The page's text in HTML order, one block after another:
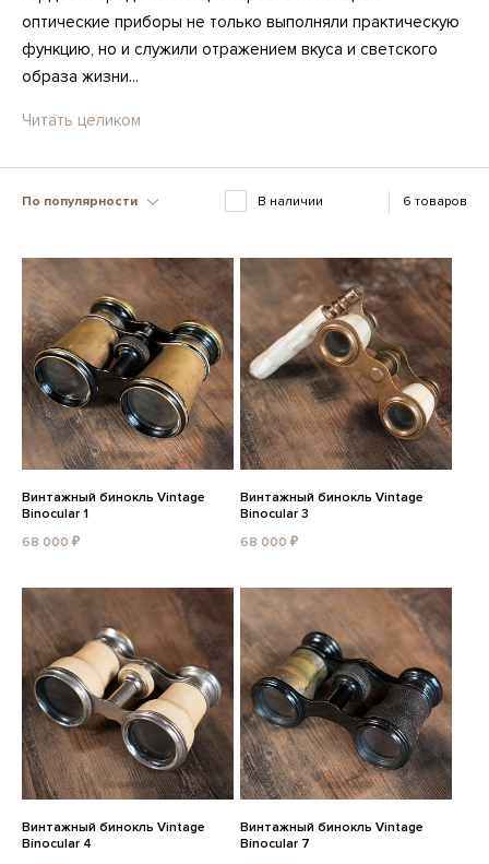
оптические приборы не только выполняли практическую
функцию, но и служили отражением вкуса и светского
образа жизни...
Читать целиком
По популярности В наличии 6 товаров
Винтажный бинокль Vintage
Binocular 1
68 000 ₽
Винтажный бинокль Vintage
Binocular 3
68 000 ₽
Винтажный бинокль Vintage
Binocular 4
Винтажный бинокль Vintage
Binocular 7